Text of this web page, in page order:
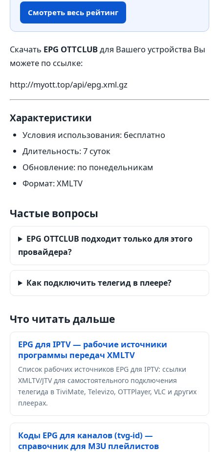
Смотреть весь рейтинг
Скачать EPG OTTCLUBдля Вашего устройства Вы
можете по ссылке:
http://myott.top/api/epg.xml.gz
Характеристики
Условия использования: бесплатно
Длительность: 7 суток
Обновление: по понедельникам
Формат: XMLTV
Частые вопросы
EPG OTTCLUB подходит только для этого
провайдера?
Как подключить телегид в плеере?
Что читать дальше
EPG для IPTV — рабочие источники
программы передач XMLTV
Список рабочих источников EPG для IPTV: ссылки
XMLTV/JTV для самостоятельного подключения
телегида в TiviMate, Televizo, OTTPlayer, VLC и других
плеерах.
Коды EPG для каналов (tvg-id) —
справочник для M3U плейлистов